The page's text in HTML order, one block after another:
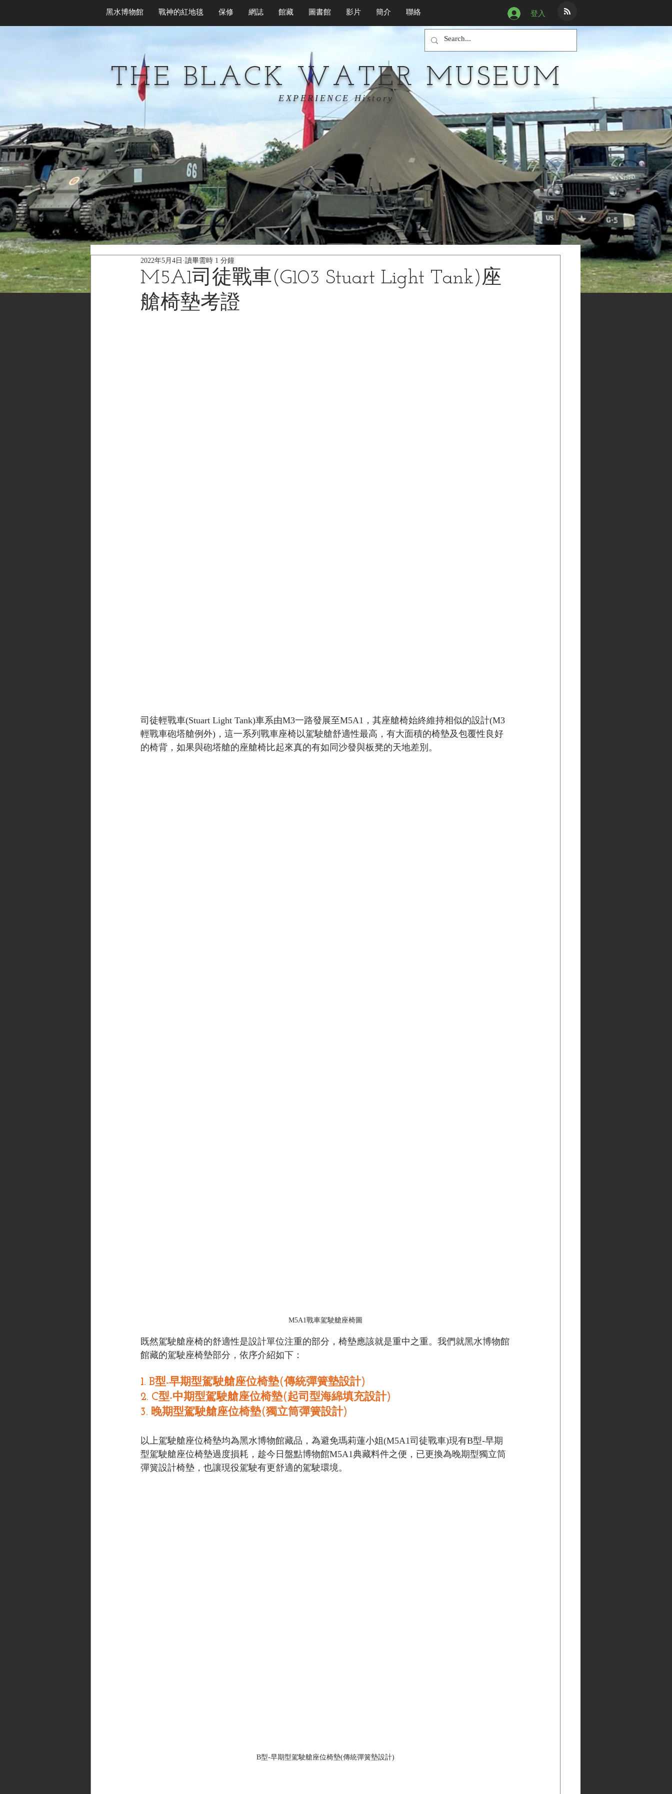
黑水博物館 戰神的紅地毯 保修 網誌 館藏 圖書館 影片 簡介 聯絡 登入
THE BLACK WATER MUSEUM
EXPERIENCE History
M5A1司徒戰車(G103 Stuart Light Tank)座
艙椅墊考證
2022年5月4日 讀畢需時 1 分鐘
司徒輕戰車(Stuart Light Tank)車系由M3一路發展至M5A1，其座艙椅始終維持相似的設計(M3
輕戰車砲塔艙例外)，這一系列戰車座椅以駕駛艙舒適性最高，有大面積的椅墊及包覆性良好
的椅背，如果與砲塔艙的座艙椅比起來真的有如同沙發與板凳的天地差別。
M5A1戰車駕駛艙座椅圖
既然駕駛艙座椅的舒適性是設計單位注重的部分，椅墊應該就是重中之重。我們就黑水博物館
館藏的駕駛座椅墊部分，依序介紹如下：
1. B型-早期型駕駛艙座位椅墊(傳統彈簧墊設計)
2. C型-中期型駕駛艙座位椅墊(起司型海綿填充設計)
3. 晚期型駕駛艙座位椅墊(獨立筒彈簧設計)
以上駕駛艙座位椅墊均為黑水博物館藏品，為避免瑪莉蓮小姐(M5A1司徒戰車)現有B型-早期
型駕駛艙座位椅墊過度損耗，趁今日盤點博物館M5A1典藏料件之便，已更換為晚期型獨立筒
彈簧設計椅墊，也讓現役駕駛有更舒適的駕駛環境。
B型-早期型駕駛艙座位椅墊(傳統彈簧墊設計)